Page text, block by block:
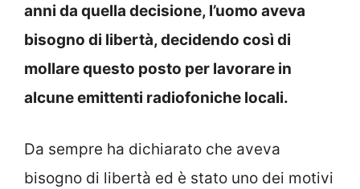
anni da quella decisione, l’uomo aveva
bisogno di libertà, decidendo così di
mollare questo posto per lavorare in
alcune emittenti radiofoniche locali.
Da sempre ha dichiarato che aveva
bisogno di libertà ed è stato uno dei motivi